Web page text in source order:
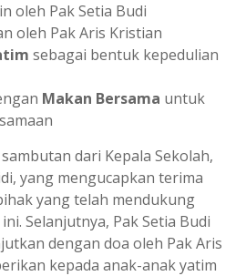
oleh Pak Setia Budi
oleh Pak Aris Kristian
sebagai bentuk kepedulian
Makan Bersama untuk
dari Kepala Sekolah,
yang mengucapkan terima
yang telah mendukung
Selanjutnya, Pak Setia Budi
dengan doa oleh Pak Aris
kepada anak-anak yatim